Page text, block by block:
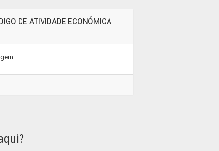
DE ATIVIDADE ECONÓMICA